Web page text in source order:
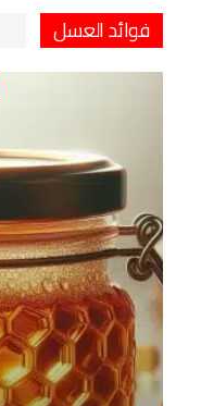
فوائد العسل